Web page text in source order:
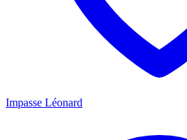
Impasse Léonard